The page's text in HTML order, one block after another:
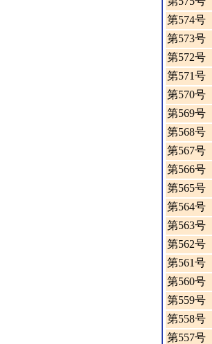
第574号
第573号
第572号
第571号
第570号
第569号
第568号
第567号
第566号
第565号
第564号
第563号
第562号
第561号
第560号
第559号
第558号
第557号